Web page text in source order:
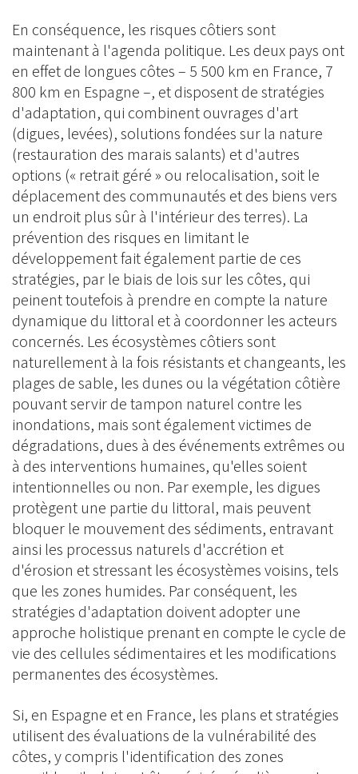
En conséquence, les risques côtiers sont
maintenant à l'agenda politique. Les deux pays ont
en effet de longues côtes – 5 500 km en France, 7
800 km en Espagne –, et disposent de stratégies
d'adaptation, qui combinent ouvrages d'art
(digues, levées), solutions fondées sur la nature
(restauration des marais salants) et d'autres
options (« retrait géré » ou relocalisation, soit le
déplacement des communautés et des biens vers
un endroit plus sûr à l'intérieur des terres). La
prévention des risques en limitant le
développement fait également partie de ces
stratégies, par le biais de lois sur les côtes, qui
peinent toutefois à prendre en compte la nature
dynamique du littoral et à coordonner les acteurs
concernés. Les écosystèmes côtiers sont
naturellement à la fois résistants et changeants, les
plages de sable, les dunes ou la végétation côtière
pouvant servir de tampon naturel contre les
inondations, mais sont également victimes de
dégradations, dues à des événements extrêmes ou
à des interventions humaines, qu'elles soient
intentionnelles ou non. Par exemple, les digues
protègent une partie du littoral, mais peuvent
bloquer le mouvement des sédiments, entravant
ainsi les processus naturels d'accrétion et
d'érosion et stressant les écosystèmes voisins, tels
que les zones humides. Par conséquent, les
stratégies d'adaptation doivent adopter une
approche holistique prenant en compte le cycle de
vie des cellules sédimentaires et les modifications
permanentes des écosystèmes.
Si, en Espagne et en France, les plans et stratégies
utilisent des évaluations de la vulnérabilité des
côtes, y compris l'identification des zones